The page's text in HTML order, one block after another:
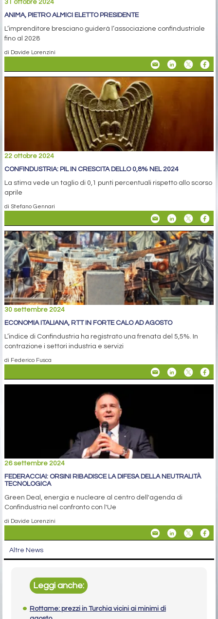
31 ottobre 2024
ANIMA, PIETRO ALMICI ELETTO PRESIDENTE
L’imprenditore bresciano guiderà l’associazione confindustriale
fino al 2028
di Davide Lorenzini
22 ottobre 2024
CONFINDUSTRIA: PIL IN CRESCITA DELLO 0,8% NEL 2024
La stima vede un taglio di 0,1 punti percentuali rispetto allo scorso
aprile
di Stefano Gennari
30 settembre 2024
ECONOMIA ITALIANA, RTT IN FORTE CALO AD AGOSTO
L’indice di Confindustria ha registrato una frenata del 5,5%. In
contrazione i settori industria e servizi
di Federico Fusca
26 settembre 2024
FEDERACCIAI: ORSINI RIBADISCE LA DIFESA DELLA NEUTRALITÀ
TECNOLOGICA
Green Deal, energia e nucleare al centro dell'agenda di
Confindustria nel confronto con l'Ue
di Davide Lorenzini
Altre News
Leggi anche:
Rottame: prezzi in Turchia vicini ai minimi di